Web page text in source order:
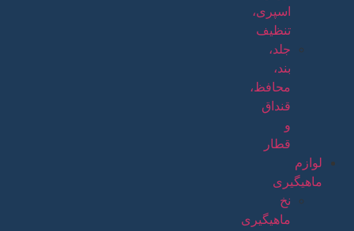
اسپری،
تنظیف
جلد،
بند،
محافظ،
قنداق
و
قطار
لوازم
ماهیگیری
نخ
ماهیگیری